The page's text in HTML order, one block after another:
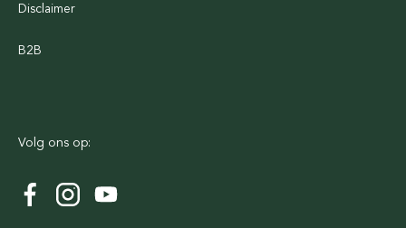
Disclaimer
B2B
Volg ons op: